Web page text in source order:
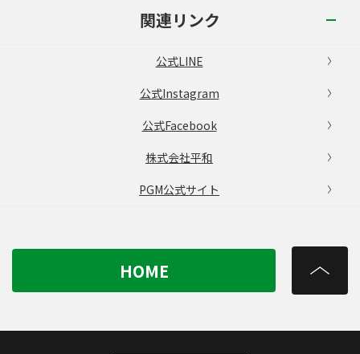
関連リンク
公式LINE
公式Instagram
公式Facebook
株式会社平和
PGM公式サイト
HOME